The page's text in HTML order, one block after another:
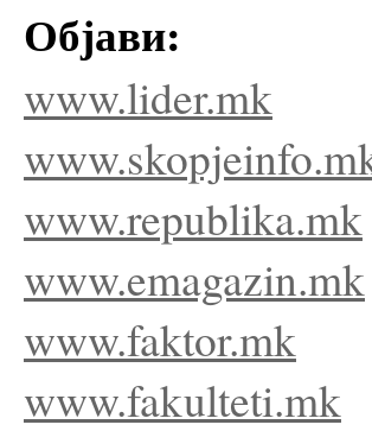
Објави:
www.lider.mk
www.republika.mk
www.emagazin.mk
www.faktor.mk
www.fakulteti.mk